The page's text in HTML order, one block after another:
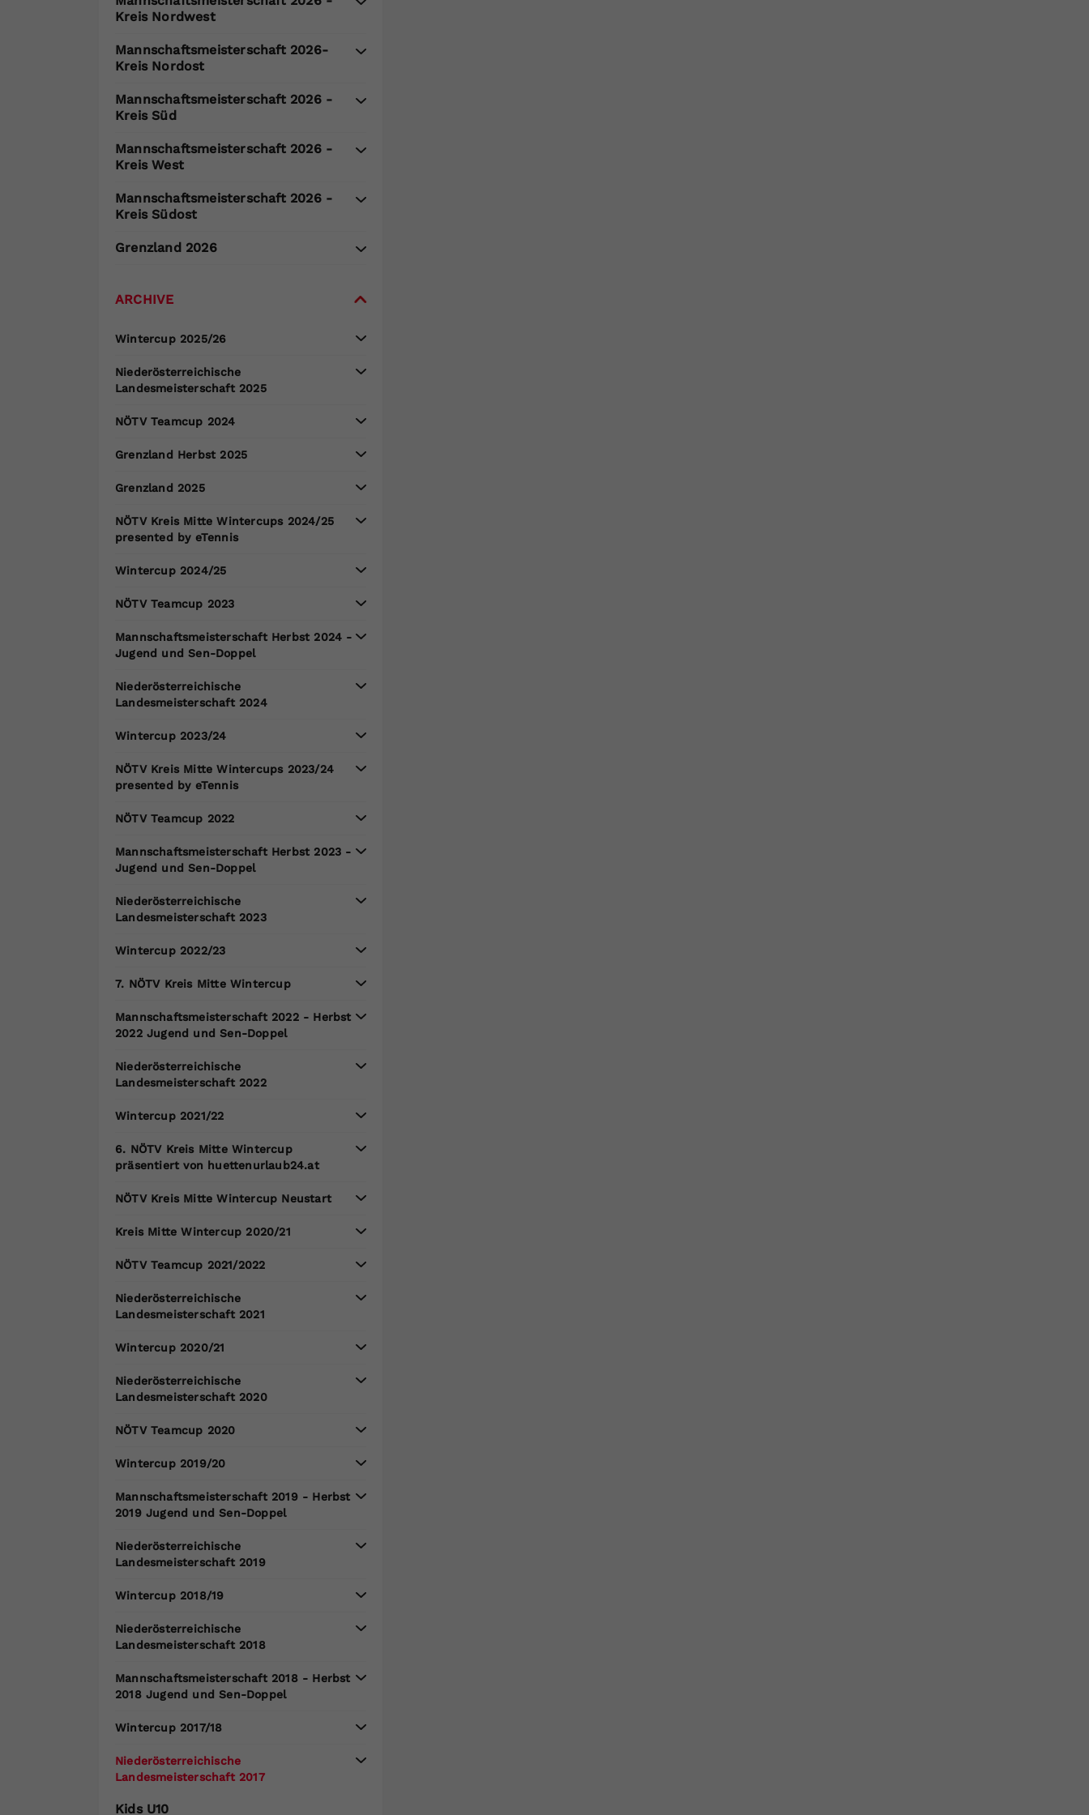
Kreis Nordwest
Mannschaftsmeisterschaft 2026-
Kreis Nordost
Mannschaftsmeisterschaft 2026 -
Kreis Süd
Mannschaftsmeisterschaft 2026 -
Kreis West
Mannschaftsmeisterschaft 2026 -
Kreis Südost
Grenzland 2026
ARCHIVE
Wintercup 2025/26
Niederösterreichische
Landesmeisterschaft 2025
NÖTV Teamcup 2024
Grenzland Herbst 2025
Grenzland 2025
NÖTV Kreis Mitte Wintercups 2024/25
presented by eTennis
Wintercup 2024/25
NÖTV Teamcup 2023
Mannschaftsmeisterschaft Herbst 2024 -
Jugend und Sen-Doppel
Niederösterreichische
Landesmeisterschaft 2024
Wintercup 2023/24
NÖTV Kreis Mitte Wintercups 2023/24
presented by eTennis
NÖTV Teamcup 2022
Mannschaftsmeisterschaft Herbst 2023 -
Jugend und Sen-Doppel
Niederösterreichische
Landesmeisterschaft 2023
Wintercup 2022/23
7. NÖTV Kreis Mitte Wintercup
Mannschaftsmeisterschaft 2022 - Herbst
2022 Jugend und Sen-Doppel
Niederösterreichische
Landesmeisterschaft 2022
Wintercup 2021/22
6. NÖTV Kreis Mitte Wintercup
präsentiert von huettenurlaub24.at
NÖTV Kreis Mitte Wintercup Neustart
Kreis Mitte Wintercup 2020/21
NÖTV Teamcup 2021/2022
Niederösterreichische
Landesmeisterschaft 2021
Wintercup 2020/21
Niederösterreichische
Landesmeisterschaft 2020
NÖTV Teamcup 2020
Wintercup 2019/20
Mannschaftsmeisterschaft 2019 - Herbst
2019 Jugend und Sen-Doppel
Niederösterreichische
Landesmeisterschaft 2019
Wintercup 2018/19
Niederösterreichische
Landesmeisterschaft 2018
Mannschaftsmeisterschaft 2018 - Herbst
2018 Jugend und Sen-Doppel
Wintercup 2017/18
Niederösterreichische
Landesmeisterschaft 2017
Kids U10